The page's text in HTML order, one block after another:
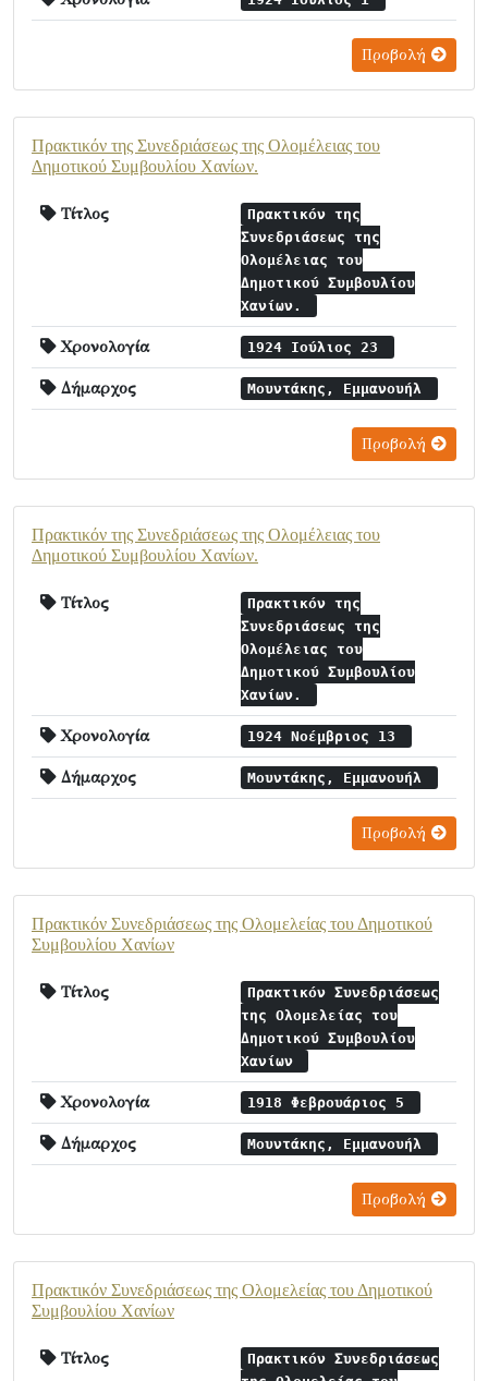
Προβολή
Πρακτικόν της Συνεδριάσεως της Ολομέλειας του
Δημοτικού Συμβουλίου Χανίων.
Τίτλος
Πρακτικόν της
Συνεδριάσεως της
Ολομέλειας του
Δημοτικού Συμβουλίου
Χανίων.
Χρονολογία 1924 Ιούλιος 23
Δήμαρχος Μουντάκης, Εμμανουήλ
Προβολή
Πρακτικόν της Συνεδριάσεως της Ολομέλειας του
Δημοτικού Συμβουλίου Χανίων.
Τίτλος
Πρακτικόν της
Συνεδριάσεως της
Ολομέλειας του
Δημοτικού Συμβουλίου
Χανίων.
Χρονολογία 1924 Νοέμβριος 13
Δήμαρχος Μουντάκης, Εμμανουήλ
Προβολή
Πρακτικόν Συνεδριάσεως της Ολομελείας του Δημοτικού
Συμβουλίου Χανίων
Τίτλος
Πρακτικόν Συνεδριάσεως
της Ολομελείας του
Δημοτικού Συμβουλίου
Χανίων
Χρονολογία 1918 Φεβρουάριος 5
Δήμαρχος Μουντάκης, Εμμανουήλ
Προβολή
Πρακτικόν Συνεδριάσεως της Ολομελείας του Δημοτικού
Συμβουλίου Χανίων
Τίτλος
Πρακτικόν Συνεδριάσεως